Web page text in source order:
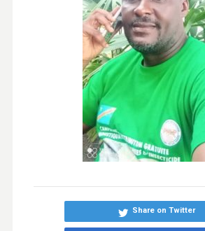
Share on Twitter